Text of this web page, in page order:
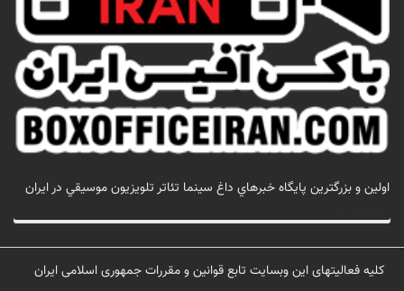
اولين و بزرگترين پايگاه خبرهاي داغ سينما تئاتر تلويزيون موسيقي در ايران
کلیه فعالیتهای این وبسایت تابع قوانین و مقررات جمهوری اسلامی ایران